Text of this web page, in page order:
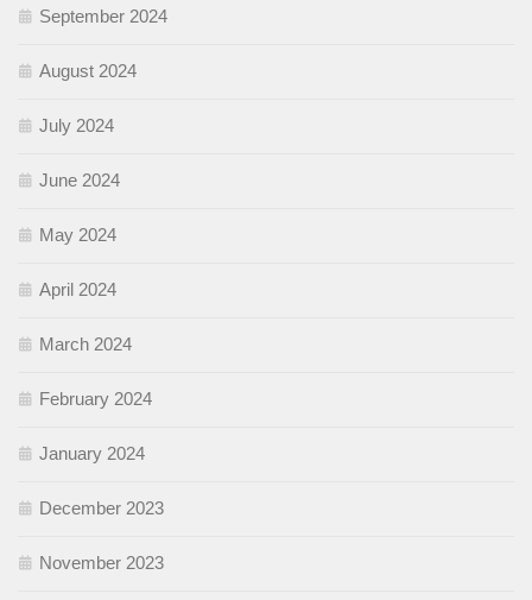
September 2024
August 2024
July 2024
June 2024
May 2024
April 2024
March 2024
February 2024
January 2024
December 2023
November 2023